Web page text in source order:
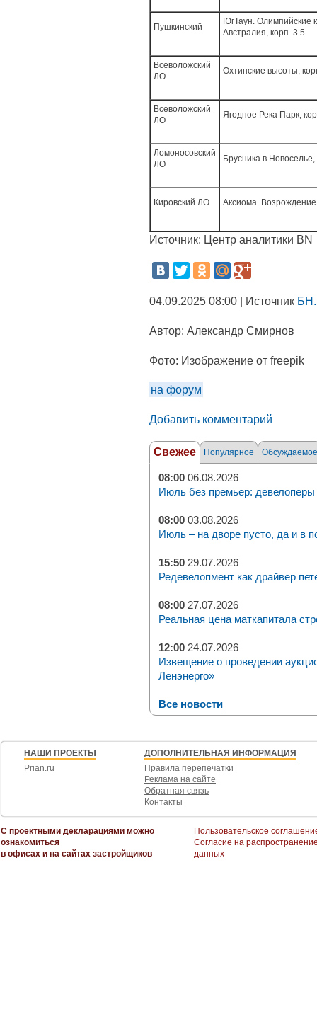
Пушкинский
ЮгТаун. Олимпийские
Австралия, корп. 3.5
Всеволожский
ЛО
Охтинские высоты,
Всеволожский
ЛО
Ягодное Река Парк,
Ломоносовский
ЛО
Брусника в Новоселье,
Кировский ЛО Аксиома. Возрождение
Источник: Центр аналитики BN
04.09.2025 08:00 | Источник
Автор: Александр Смирнов
Фото: Изображение от freepik
на форум
Добавить комментарий
Свежее Популярное Обсуждаемое
08:00 06.08.2026
Июль без премьер: девелоперы
08:00 03.08.2026
Июль – на дворе пусто, да и в
15:50 29.07.2026
Редевелопмент как драйвер
08:00 27.07.2026
Реальная цена маткапитала
12:00 24.07.2026
Извещение о проведении
Ленэнерго»
Все новости
НАШИ ПРОЕКТЫ
Prian.ru
ДОПОЛНИТЕЛЬНАЯ ИНФОРМАЦИЯ
Правила перепечатки
Реклама на сайте
Обратная связь
Контакты
С проектными декларациями можно
ознакомиться
в офисах и на сайтах застройщиков
Пользовательское
Согласие на
данных